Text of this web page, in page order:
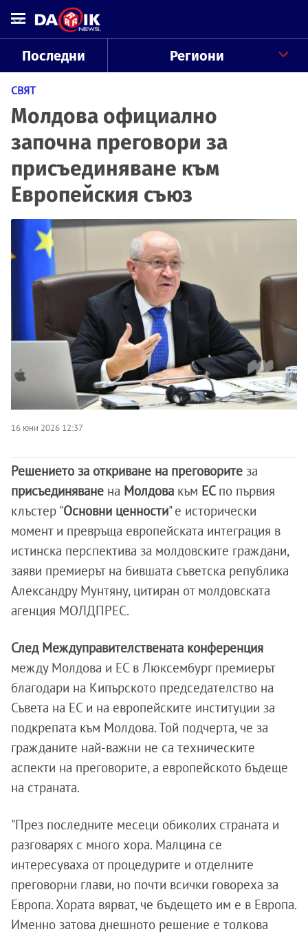
Последни Региони
СВЯТ
Молдова официално
започна преговори за
присъединяване към
Европейския съюз
16 юни 2026 12:37
Решението за откриване на преговорите за
присъединяване на Молдова към ЕС по първия
клъстер "Основни ценности" е исторически
момент и превръща европейската интеграция в
истинска перспектива за молдовските граждани,
заяви премиерът на бившата съветска република
Александру Мунтяну, цитиран от молдовската
агенция МОЛДПРЕС.
След Междуправителствената конференция
между Молдова и ЕС в Люксембург премиерът
благодари на Кипърското председателство на
Съвета на ЕС и на европейските институции за
подкрепата към Молдова. Той подчерта, че за
гражданите най-важни не са техническите
аспекти на преговорите, а европейското бъдеще
на страната.
"През последните месеци обиколих страната и
разговарях с много хора. Малцина се
интересуваха от процедурите и отделните
преговорни глави, но почти всички говореха за
Европа. Хората вярват, че бъдещето им е в Европа.
Именно затова днешното решение е толкова